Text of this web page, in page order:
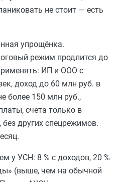
не стоит — есть
упрощёнка.
режим продлится до
ИП и ООО с
доход до 60 млн руб. в
более 150 млн руб.,
счета только в
других спецрежимов.
у УСН: 8 % с доходов, 20 %
(выше, чем на обычной